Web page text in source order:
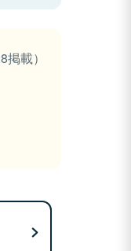
掲載）